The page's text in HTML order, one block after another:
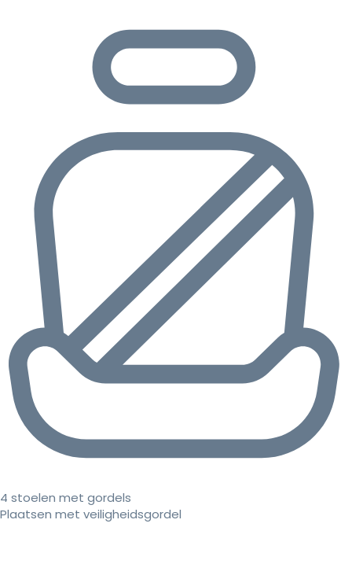
4 stoelen met gordels
Plaatsen met veiligheidsgordel